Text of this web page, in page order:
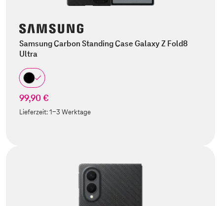
Samsung Carbon Standing Case Galaxy Z Fold8
Ultra
99,90 €
Lieferzeit:1-3 Werktage